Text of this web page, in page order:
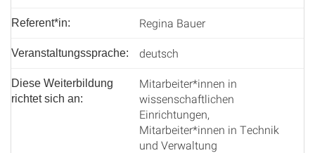
Referent*in: Regina Bauer
Veranstaltungssprache: deutsch
Diese Weiterbildung
richtet sich an:
Mitarbeiter*innen in
wissenschaftlichen
Einrichtungen,
Mitarbeiter*innen in Technik
und Verwaltung